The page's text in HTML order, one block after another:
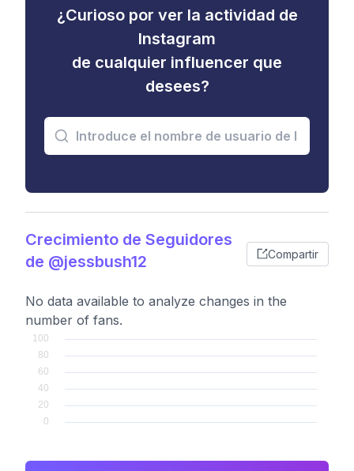
¿Curioso por ver la actividad de
Instagram
de cualquier influencer que
desees?
Crecimiento de Seguidores
de @jessbush12
Compartir
No data available to analyze changes in the
number of fans.